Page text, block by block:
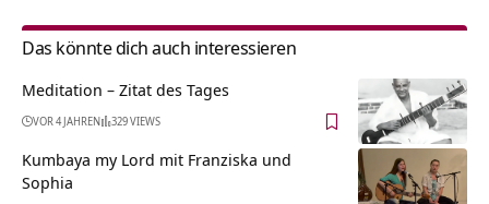
Das könnte dich auch interessieren
Meditation – Zitat des Tages
VOR 4 JAHREN 329 VIEWS
Kumbaya my Lord mit Franziska und
Sophia